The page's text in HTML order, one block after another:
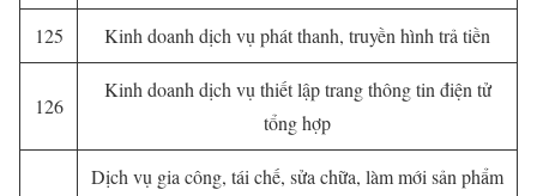
125 Kinh doanh dịch vụ phát thanh, truyền hình trả tiền
126
Kinh doanh dịch vụ thiết lập trang thông tin điện tử
tổng hợp
Dịch vụ gia công, tái chế, sửa chữa, làm mới sản phẩm